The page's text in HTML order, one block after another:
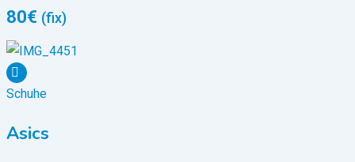
80€ (fix)
Schuhe
Asics